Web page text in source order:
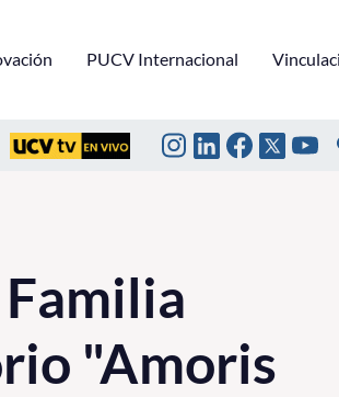
PUCV Internacional
"Amoris